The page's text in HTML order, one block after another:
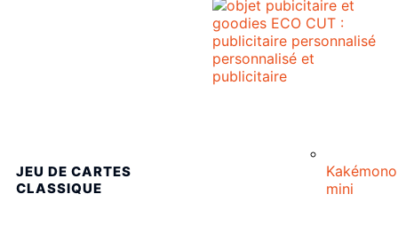
Kakémono
mini
JEU DE CARTES
CLASSIQUE